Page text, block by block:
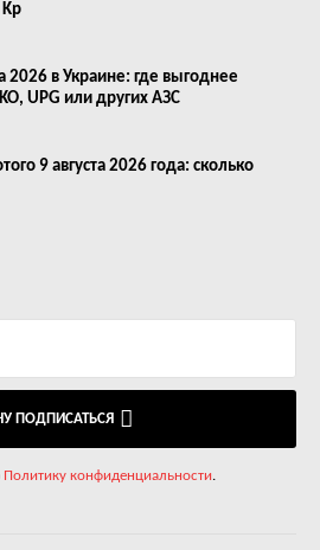
2026 в Украине: где выгоднее
UPG или других АЗС
9 августа 2026 года: сколько
ПОДПИСАТЬСЯ
Политику конфиденциальности.